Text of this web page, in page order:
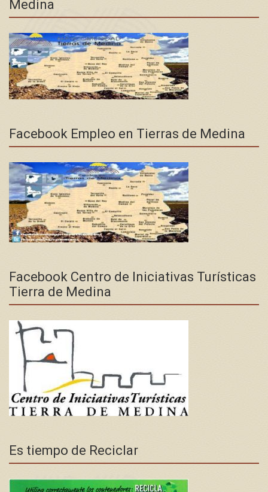
Medina
Facebook Empleo en Tierras de Medina
Facebook Centro de Iniciativas Turísticas
Tierra de Medina
Es tiempo de Reciclar